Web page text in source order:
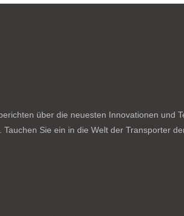
über die neuesten Innovationen und
Sie ein in die Welt der Transporter